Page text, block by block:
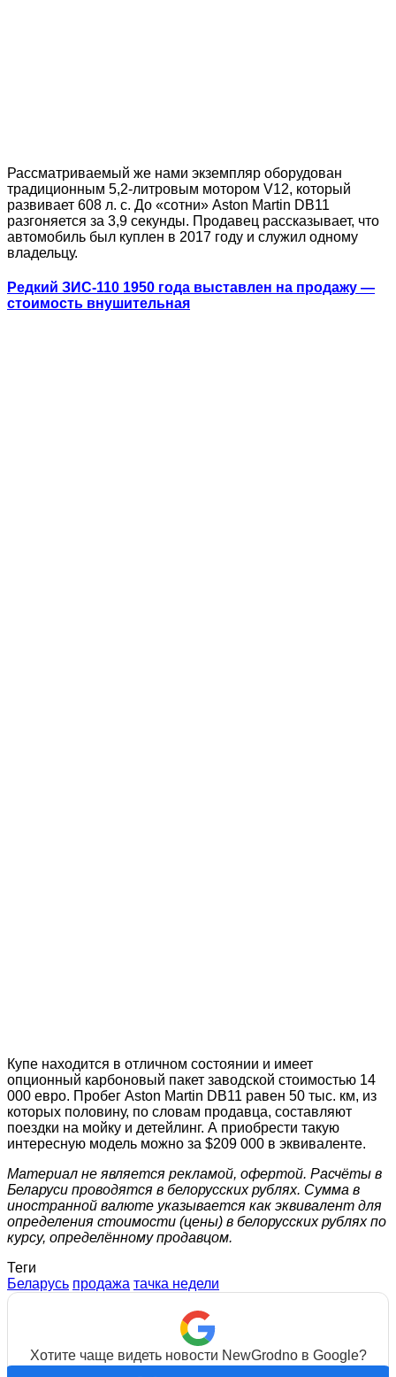
Рассматриваемый же нами экземпляр оборудован
традиционным 5,2-литровым мотором V12, который
развивает 608 л. с. До «сотни» Aston Martin DB11
разгоняется за 3,9 секунды. Продавец рассказывает, что
автомобиль был куплен в 2017 году и служил одному
владельцу.
Редкий ЗИС-110 1950 года выставлен на продажу —
стоимость внушительная
Купе находится в отличном состоянии и имеет
опционный карбоновый пакет заводской стоимостью 14
000 евро. Пробег Aston Martin DB11 равен 50 тыс. км, из
которых половину, по словам продавца, составляют
поездки на мойку и детейлинг. А приобрести такую
интересную модель можно за $209 000 в эквиваленте.
Материал не является рекламой, офертой. Расчёты в
Беларуси проводятся в белорусских рублях. Сумма в
иностранной валюте указывается как эквивалент для
определения стоимости (цены) в белорусских рублях по
курсу, определённому продавцом.
Теги
Беларусь продажа тачка недели
Хотите чаще видеть новости NewGrodno в Google?